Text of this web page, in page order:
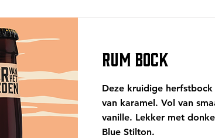
RUM BOCK
Deze kruidige
van karamel. Vol van
vanille. Lekker met
Blue Stilton.